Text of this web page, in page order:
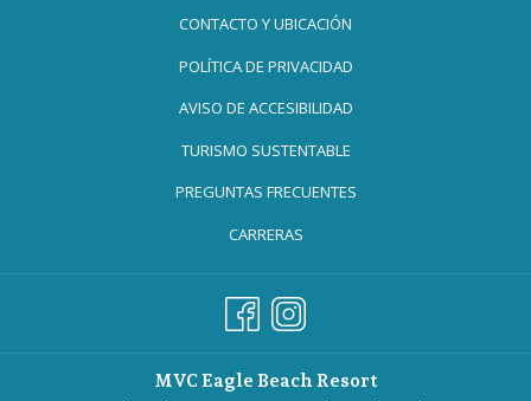
CONTACTO Y UBICACIÓN
POLÍTICA DE PRIVACIDAD
AVISO DE ACCESIBILIDAD
TURISMO SUSTENTABLE
PREGUNTAS FRECUENTES
CARRERAS
MVC Eagle Beach Resort